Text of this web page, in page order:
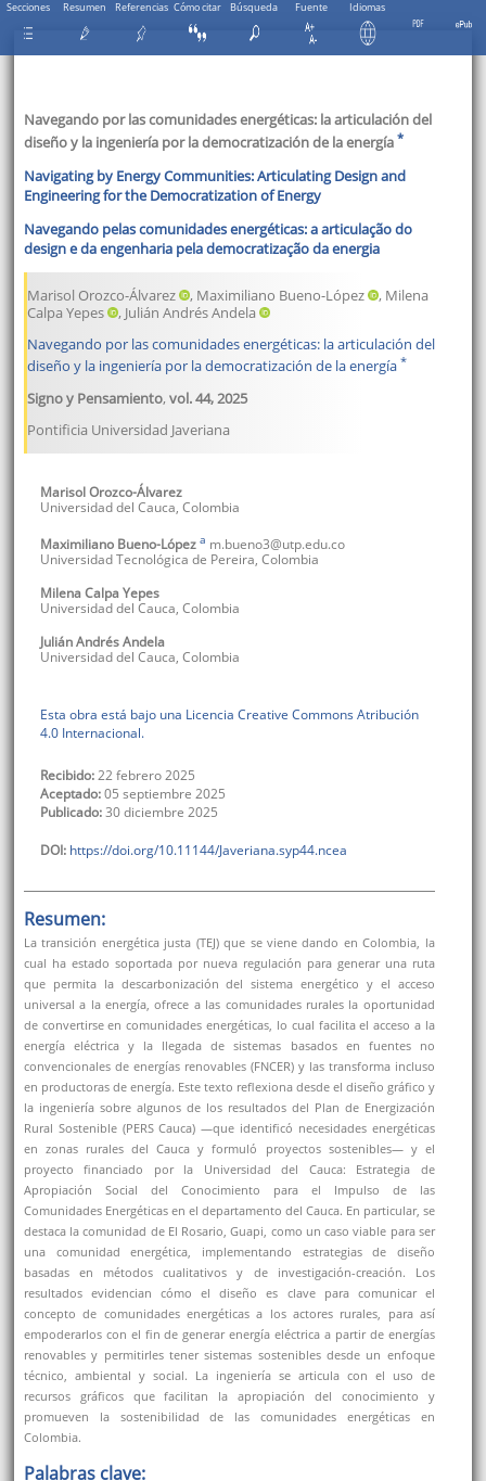
Secciones Resumen Referencias Cómo citar Búsqueda Fuente Idiomas
Navegando por las comunidades energéticas: la articulación del
diseño y la ingeniería por la democratización de la energía *
Navigating by Energy Communities: Articulating Design and
Engineering for the Democratization of Energy
Navegando pelas comunidades energéticas: a articulação do
design e da engenharia pela democratização da energia
Marisol Orozco-Álvarez , Maximiliano Bueno-López
, Milena
Calpa Yepes
, Julián Andrés Andela
Navegando por las comunidades energéticas: la articulación del
diseño y la ingeniería por la democratización de la energía *
Signo y Pensamiento,vol. 44,2025
Pontificia Universidad Javeriana
MarisolOrozco-Álvarez
Universidad del Cauca, Colombia
Maximiliano Bueno-López a m.bueno3@utp.edu.co
Universidad Tecnológica de Pereira, Colombia
MilenaCalpa Yepes
Universidad del Cauca, Colombia
Julián AndrésAndela
Universidad del Cauca, Colombia
Esta obra está bajo una Licencia Creative Commons Atribución
4.0 Internacional.
Recibido:22 febrero 2025
Aceptado:05 septiembre 2025
Publicado:30 diciembre 2025
DOI: https://doi.org/10.11144/Javeriana.syp44.ncea
Resumen:
La transición energética justa (TEJ) que se viene dando en Colombia, la
cual ha estado soportada por nueva regulación para generar una ruta
que permita la descarbonización del sistema energético y el acceso
universal a la energía, ofrece a las comunidades rurales la oportunidad
de convertirse en comunidades energéticas, lo cual facilita el acceso a la
energía eléctrica y la llegada de sistemas basados en fuentes no
convencionales de energías renovables (FNCER) y las transforma incluso
en productoras de energía. Este texto reflexiona desde el diseño gráfico y
la ingeniería sobre algunos de los resultados del Plan de Energización
Rural Sostenible (PERS Cauca) —que identificó necesidades energéticas
en zonas rurales del Cauca y formuló proyectos sostenibles— y el
proyecto financiado por la Universidad del Cauca: Estrategia de
Apropiación Social del Conocimiento para el Impulso de las
Comunidades Energéticas en el departamento del Cauca. En particular, se
destaca la comunidad de El Rosario, Guapi, como un caso viable para ser
una comunidad energética, implementando estrategias de diseño
basadas en métodos cualitativos y de investigación-creación. Los
resultados evidencian cómo el diseño es clave para comunicar el
concepto de comunidades energéticas a los actores rurales, para así
empoderarlos con el fin de generar energía eléctrica a partir de energías
renovables y permitirles tener sistemas sostenibles desde un enfoque
técnico, ambiental y social. La ingeniería se articula con el uso de
recursos gráficos que facilitan la apropiación del conocimiento y
promueven la sostenibilidad de las comunidades energéticas en
Colombia.
Palabras clave: